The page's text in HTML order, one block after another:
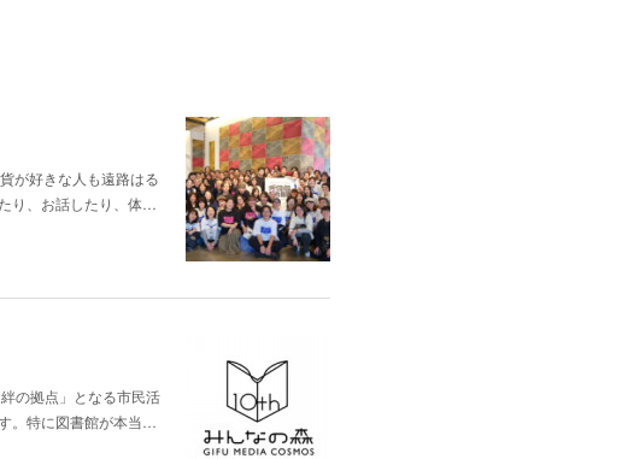
が好きな人も遠路はる
り、お話したり、体…
の拠点」となる市民活
。特に図書館が本当…